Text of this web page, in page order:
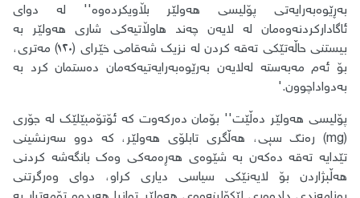
بەڕێوەبەرایەتی پۆلیسی هەولێر بڵاویکردەوە'' لە دوای
ئاگادارکردنەوەمان لە لایەن چەند هاوڵاتیەکی شاری هەولێر بە
بیستنی حاڵەتێکی تەقە کردن لە نزیک شەقامی خێرای (١٢٠) مەتری،
بۆ ئەم مەبەستە لەلایەن بەرێوەبەرایەتیەکەمان دەستمان کرد بە
بەدواداچوون.'
پۆلیسی هەولێر دەڵێت'' بۆمان دەرکەوت کە ئۆتۆمبێلێک لە جۆری
(mg) رەنگ سپی، هەڵگری تابلۆی هەولێر، کە دوو سەرنشینی
تێدایە تەقە دەکەن بە شێوەی هەڕەمەکی وەک بانگەشە کردنی
هەڵبژاردن بۆ لایەنێکی سیاسی دیاری کراو، دوای وەرگرتنی